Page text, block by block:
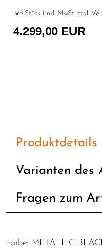
pro Stück (inkl. MwSt. zzgl.
4.299,00 EUR
Produktdetails
Varianten des
Fragen zum
Farbe: METALLIC